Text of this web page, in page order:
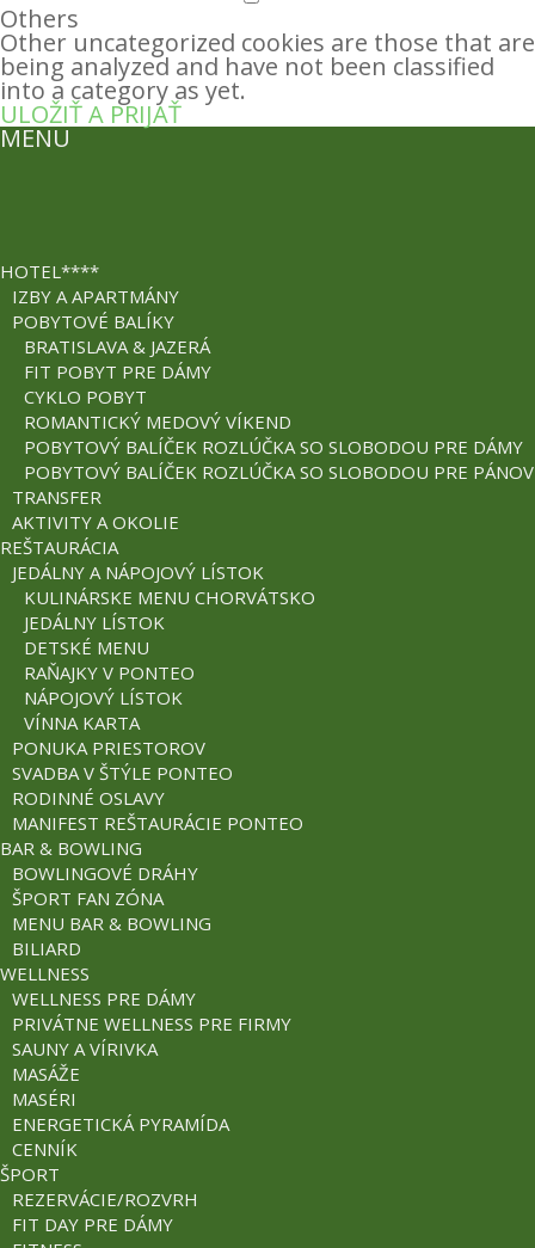
Others
Other uncategorized cookies are those that are
being analyzed and have not been classified
into a category as yet.
ULOŽIŤ A PRIJAŤ
MENU
HOTEL****
IZBY A APARTMÁNY
POBYTOVÉ BALÍKY
BRATISLAVA & JAZERÁ
FIT POBYT PRE DÁMY
CYKLO POBYT
ROMANTICKÝ MEDOVÝ VÍKEND
POBYTOVÝ BALÍČEK ROZLÚČKA SO SLOBODOU PRE DÁMY
POBYTOVÝ BALÍČEK ROZLÚČKA SO SLOBODOU PRE PÁNOV
TRANSFER
AKTIVITY A OKOLIE
REŠTAURÁCIA
JEDÁLNY A NÁPOJOVÝ LÍSTOK
KULINÁRSKE MENU CHORVÁTSKO
JEDÁLNY LÍSTOK
DETSKÉ MENU
RAŇAJKY V PONTEO
NÁPOJOVÝ LÍSTOK
VÍNNA KARTA
PONUKA PRIESTOROV
SVADBA V ŠTÝLE PONTEO
RODINNÉ OSLAVY
MANIFEST REŠTAURÁCIE PONTEO
BAR & BOWLING
BOWLINGOVÉ DRÁHY
ŠPORT FAN ZÓNA
MENU BAR & BOWLING
BILIARD
WELLNESS
WELLNESS PRE DÁMY
PRIVÁTNE WELLNESS PRE FIRMY
SAUNY A VÍRIVKA
MASÁŽE
MASÉRI
ENERGETICKÁ PYRAMÍDA
CENNÍK
ŠPORT
REZERVÁCIE/ROZVRH
FIT DAY PRE DÁMY